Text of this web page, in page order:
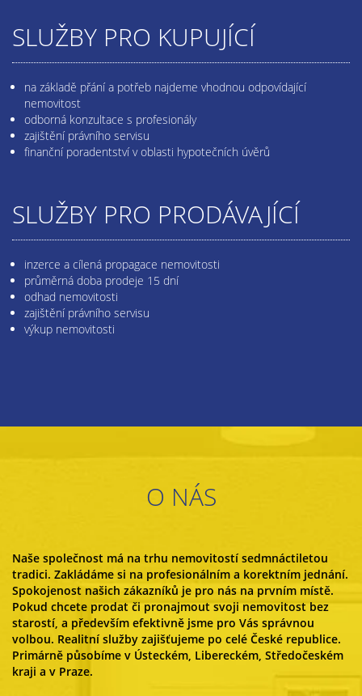
SLUŽBY PRO KUPUJÍCÍ
na základě přání a potřeb najdeme vhodnou odpovídající
nemovitost
odborná konzultace s profesionály
zajištění právního servisu
finanční poradentství v oblasti hypotečních úvěrů
SLUŽBY PRO PRODÁVAJÍCÍ
inzerce a cílená propagace nemovitosti
průměrná doba prodeje 15 dní
odhad nemovitosti
zajištění právního servisu
výkup nemovitosti
O NÁS
Naše společnost má na trhu nemovitostí sedmnáctiletou
tradici. Zakládáme si na profesionálním a korektním jednání.
Spokojenost našich zákazníků je pro nás na prvním místě.
Pokud chcete prodat či pronajmout svoji nemovitost bez
starostí, a především efektivně jsme pro Vás správnou
volbou. Realitní služby zajišťujeme po celé České republice.
Primárně působíme v Ústeckém, Libereckém, Středočeském
kraji a v Praze.